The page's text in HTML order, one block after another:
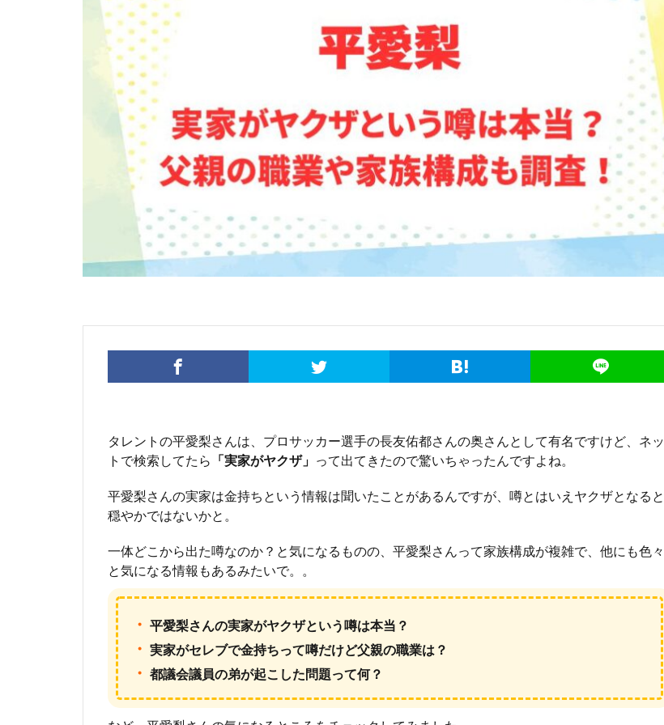
タレントの平愛梨さんは、プロサッカー選手の長友佑都さんの奥さんとして有名ですけど、ネッ
トで検索してたら 「実家がヤクザ」 って出てきたので驚いちゃったんですよね。
平愛梨さんの実家は金持ちという情報は聞いたことがあるんですが、噂とはいえヤクザとなると
穏やかではないかと。
一体どこから出た噂なのか？と気になるものの、平愛梨さんって家族構成が複雑で、他にも色々
と気になる情報もあるみたいで。。
・ 平愛梨さんの実家がヤクザという噂は本当？
・ 実家がセレブで金持ちって噂だけど父親の職業は？
・ 都議会議員の弟が起こした問題って何？